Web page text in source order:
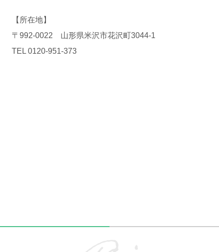
【所在地】
〒992-0022 山形県米沢市花沢町3044-1
TEL 0120-951-373